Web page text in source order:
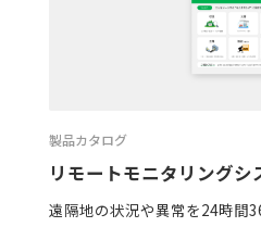
製品カタログ
リモートモニタリングシ
遠隔地の状況や異常を24時間